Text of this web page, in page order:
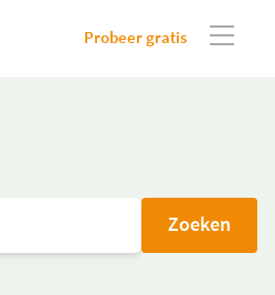
Probeer gratis
Zoeken